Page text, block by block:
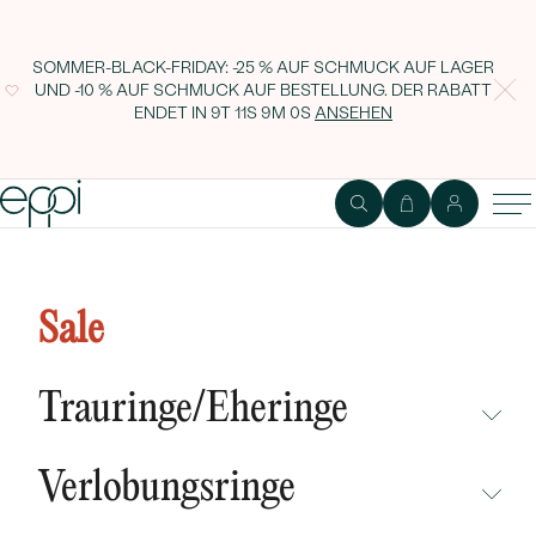
SOMMER-BLACK-FRIDAY: -25 % AUF SCHMUCK AUF LAGER
UND -10 % AUF SCHMUCK AUF BESTELLUNG. DER RABATT
ENDET IN 9T 11S 8M 59SANSEHEN
Sale
Trauringe/Eheringe
NEUHEITEN
Verlobungsringe
schwarzen Diamanten Uthyr